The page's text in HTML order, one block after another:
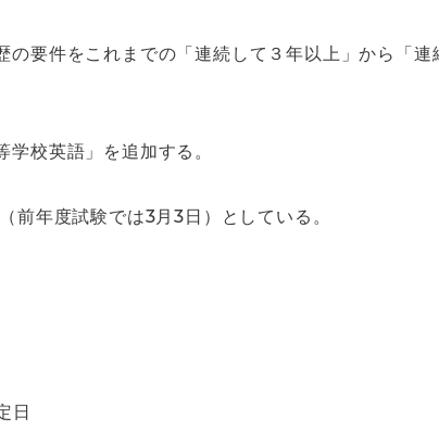
要件をこれまでの「連続して３年以上」から「連
校英語」を追加する。
前年度試験では3月3日）としている。
日